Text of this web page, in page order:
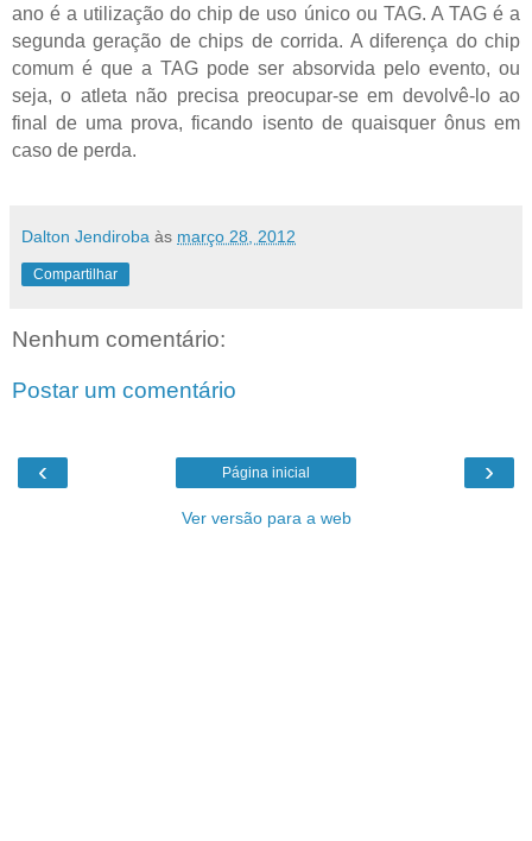
ano é a utilização do chip de uso único ou TAG. A TAG é a
segunda geração de chips de corrida. A diferença do chip
comum é que a TAG pode ser absorvida pelo evento, ou
seja, o atleta não precisa preocupar-se em devolvê-lo ao
final de uma prova, ficando isento de quaisquer ônus em
caso de perda.
Dalton Jendiroba às março 28, 2012
Compartilhar
Nenhum comentário:
Postar um comentário
‹ ›
Página inicial
Ver versão para a web